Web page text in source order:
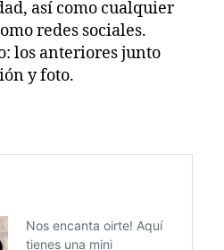
así como cualquier
redes sociales.
los anteriores junto
y foto.